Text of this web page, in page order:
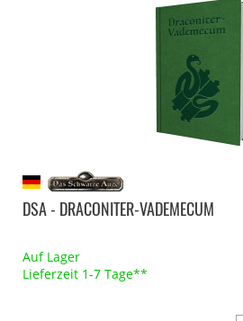
DSA - DRACONITER-VADEMECUM
Auf Lager
Lieferzeit 1-7 Tage**